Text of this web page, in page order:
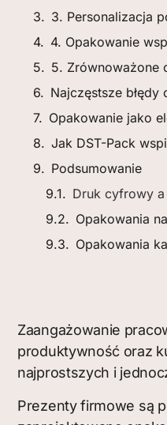
3. Personalizacja
4. Opakowanie
5. Zrównoważone
Najczęstsze
Opakowanie jako
Jak DST-Pack
Podsumowanie
Druk cyfrowy
Opakowania
Opakowania
Zaangażowanie
produktywność oraz
najprostszych i
Prezenty firmowe są